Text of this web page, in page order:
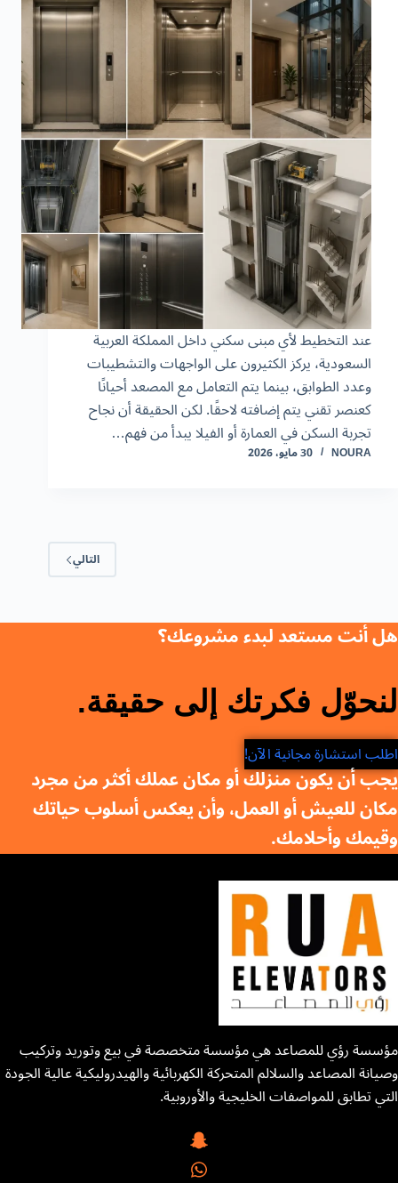
عند التخطيط لأي مبنى سكني داخل المملكة العربية
السعودية، يركز الكثيرون على الواجهات والتشطيبات
وعدد الطوابق، بينما يتم التعامل مع المصعد أحيانًا
كعنصر تقني يتم إضافته لاحقًا. لكن الحقيقة أن نجاح
تجربة السكن في العمارة أو الفيلا يبدأ من فهم…
NOURA 30 مايو، 2026
التالي
هل أنت مستعد لبدء مشروعك؟
لنحوّل فكرتك إلى حقيقة.
اطلب استشارة مجانية الآن!
يجب أن يكون منزلك أو مكان عملك أكثر من مجرد
مكان للعيش أو العمل، وأن يعكس أسلوب حياتك
وقيمك وأحلامك.
مؤسسة رؤي للمصاعد هي مؤسسة متخصصة في بيع وتوريد وتركيب
وصيانة المصاعد والسلالم المتحركة الكهربائية والهيدروليكية عالية الجودة
التي تطابق للمواصفات الخليجية والأوروبية.